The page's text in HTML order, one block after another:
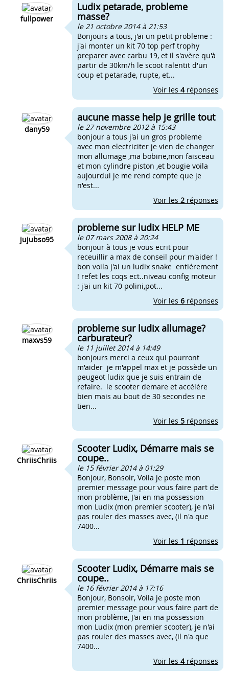
fullpower
Ludix petarade, probleme
masse?
le 21 octobre 2014 à 21:53
Bonjours a tous, j'ai un petit probleme :
j'ai monter un kit 70 top perf trophy
preparer avec carbu 19, et il s'avère qu'à
partir de 30km/h le scoot ralentit d'un
coup et petarade, rupte, et...
Voir les 4réponses
dany59
aucune masse help je grille tout
le 27 novembre 2012 à 15:43
bonjour a tous j'ai un gros probleme
avec mon electriciter je vien de changer
mon allumage ,ma bobine,mon faisceau
et mon cylindre piston ,et bougie voila
aujourdui je me rend compte que je
n'est...
Voir les 2 réponses
jujubso95
probleme sur ludix HELP ME
le 07 mars 2008 à 20:24
bonjour à tous je vous ecrit pour
receuillir a max de conseil pour m'aider !
bon voila j'ai un ludix snake entiérement
! refet les coqs ect..niveau config moteur
: j'ai un kit 70 polini,pot...
Voir les 6 réponses
maxvs59
probleme sur ludix allumage?
carburateur?
le 11 juillet 2014 à 14:49
bonjours merci a ceux qui pourront
m'aider je m'appel max et je possède un
peugeot ludix que je suis entrain de
refaire. le scooter demare et accélère
bien mais au bout de 30 secondes ne
tien...
Voir les 5 réponses
ChriisChriis
Scooter Ludix, Démarre mais se
coupe..
le 15 février 2014 à 01:29
Bonjour, Bonsoir, Voila je poste mon
premier message pour vous faire part de
mon problème, J'ai en ma possession
mon Ludix (mon premier scooter), je n'ai
pas rouler des masses avec, (il n'a que
7400...
Voir les 1 réponses
ChriisChriis
Scooter Ludix, Démarre mais se
coupe..
le 16 février 2014 à 17:16
Bonjour, Bonsoir, Voila je poste mon
premier message pour vous faire part de
mon problème, J'ai en ma possession
mon Ludix (mon premier scooter), je n'ai
pas rouler des masses avec, (il n'a que
7400...
Voir les 4réponses